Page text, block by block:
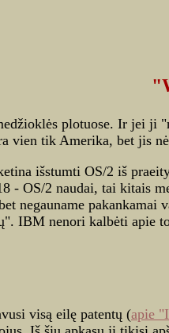
plotuose. Ir jei ji
vien tik Amerika, bet jis
išstumti OS/2 iš
- OS/2 naudai, tai kitais
negauname
IBM nenori kalbėti apie
visą eilę patentų (apie